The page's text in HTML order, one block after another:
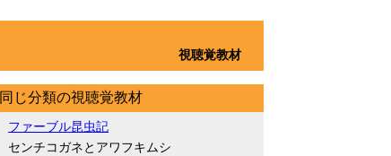
視聴覚教材
同じ分類の視聴覚教材
ファーブル昆虫記
センチコガネとアワフキムシ